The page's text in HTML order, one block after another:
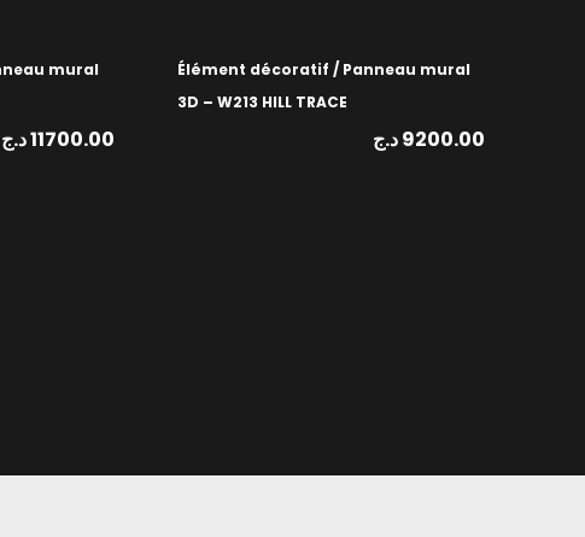
mural
11700.00د.ج
Élément décoratif / Panneau mural
3D – W213 HILL TRACE
9200.00د.ج